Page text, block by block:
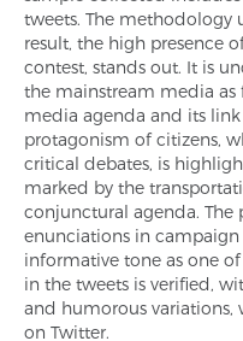
tweets. The methodology
result, the high presence
contest, stands out. It is
the mainstream media as
media agenda and its
protagonism of citizens,
critical debates, is
marked by the
conjunctural agenda. The
enunciations in
informative tone as one
in the tweets is verified,
and humorous variations,
on Twitter.